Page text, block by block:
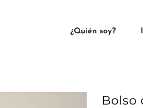
¿Quién soy?
Bolso